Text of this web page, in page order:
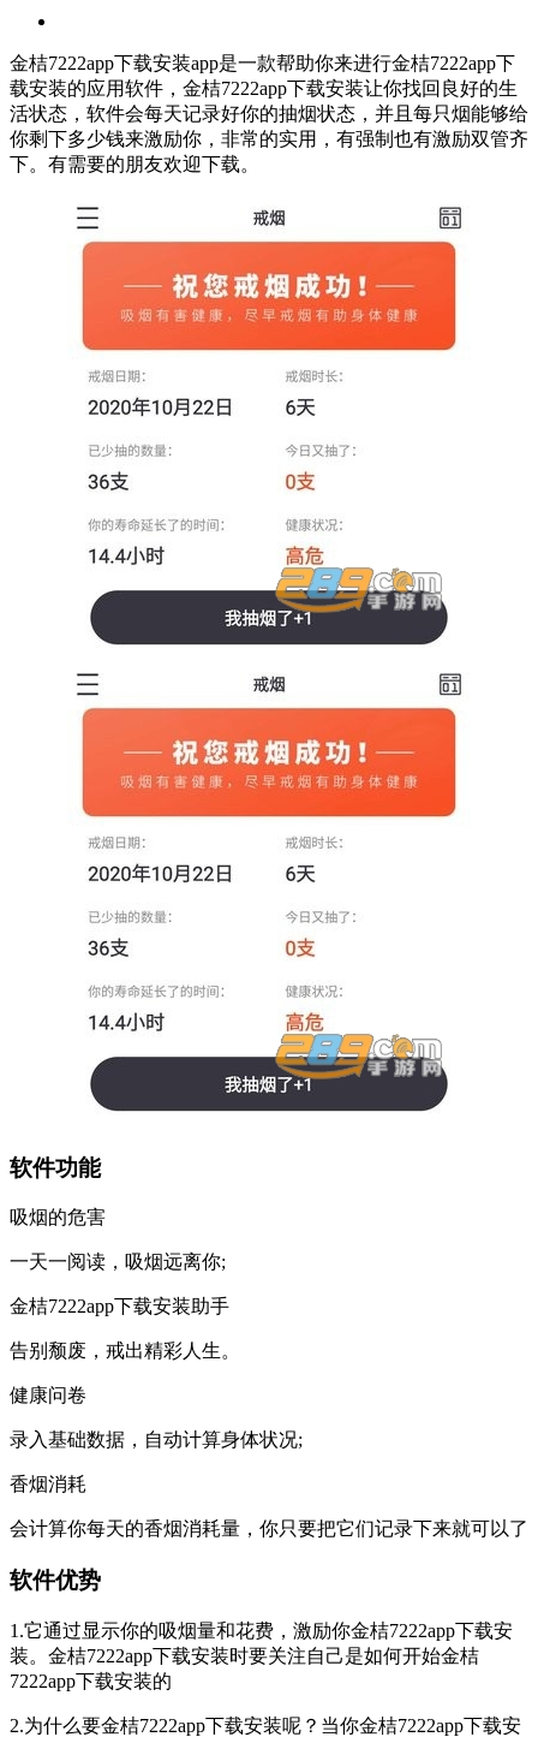
金桔7222app下载安装app是一款帮助你来进行金桔7222app下
载安装的应用软件，金桔7222app下载安装让你找回良好的生
活状态，软件会每天记录好你的抽烟状态，并且每只烟能够给
你剩下多少钱来激励你，非常的实用，有强制也有激励双管齐
下。有需要的朋友欢迎下载。
软件功能
吸烟的危害
一天一阅读，吸烟远离你;
金桔7222app下载安装助手
告别颓废，戒出精彩人生。
健康问卷
录入基础数据，自动计算身体状况;
香烟消耗
会计算你每天的香烟消耗量，你只要把它们记录下来就可以了
软件优势
1.它通过显示你的吸烟量和花费，激励你金桔7222app下载安
装。金桔7222app下载安装时要关注自己是如何开始金桔
7222app下载安装的
2.为什么要金桔7222app下载安装呢？当你金桔7222app下载安